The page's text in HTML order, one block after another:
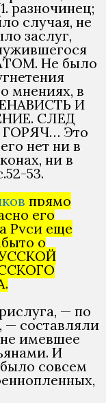
разночинец;
случая, не
заслуг,
Не было
мнениях, в
И
СЛЕД
Это
нет ни в
ни в
53.
прямо
его
Руси еще
о
— по
— составляли
имевшее
И
совсем